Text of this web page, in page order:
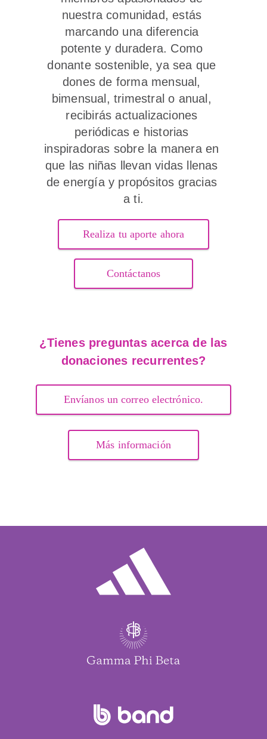
nuestra comunidad, estás
marcando una diferencia
potente y duradera. Como
donante sostenible, ya sea que
dones de forma mensual,
bimensual, trimestral o anual,
recibirás actualizaciones
periódicas e historias
inspiradoras sobre la manera en
que las niñas llevan vidas llenas
de energía y propósitos gracias
a ti.
Realiza tu aporte ahora
Contáctanos
¿Tienes preguntas acerca de las
donaciones recurrentes?
Envíanos un correo electrónico.
Más información